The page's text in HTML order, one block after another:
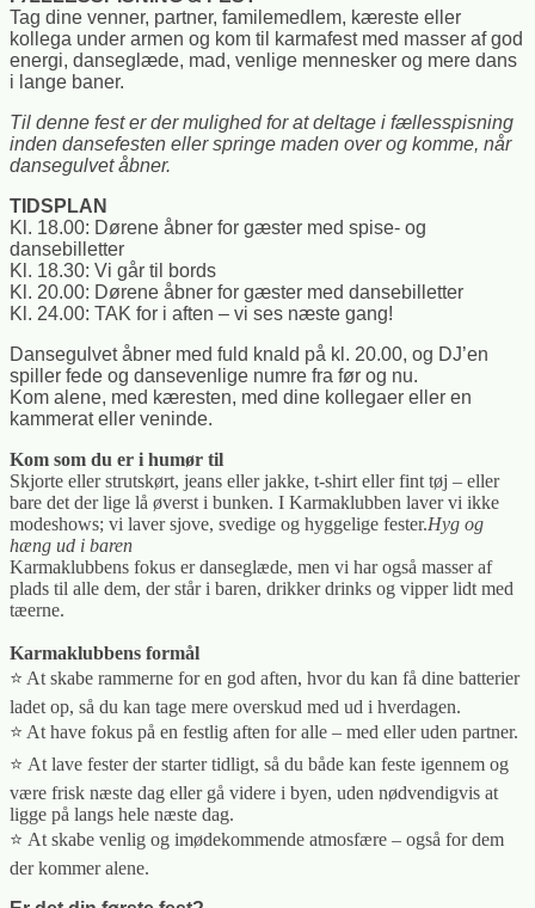
Tag dine venner, partner, familemedlem, kæreste eller
kollega under armen og kom til karmafest med masser af god
energi, danseglæde, mad, venlige mennesker og mere dans
i lange baner.
Til denne fest er der mulighed for at deltage i fællesspisning
inden dansefesten eller springe maden over og komme, når
dansegulvet åbner.
TIDSPLAN
Kl. 18.00: Dørene åbner for gæster med spise- og
dansebilletter
Kl. 18.30: Vi går til bords
Kl. 20.00: Dørene åbner for gæster med dansebilletter
Kl. 24.00: TAK for i aften – vi ses næste gang!
Dansegulvet åbner med fuld knald på kl. 20.00, og DJ’en
spiller fede og dansevenlige numre fra før og nu.
Kom alene, med kæresten, med dine kollegaer eller en
kammerat eller veninde.
Kom som du er i humør til
Skjorte eller strutskørt, jeans eller jakke, t-shirt eller fint tøj – eller
bare det der lige lå øverst i bunken. I Karmaklubben laver vi ikke
modeshows; vi laver sjove, svedige og hyggelige fester.Hyg og
hæng ud i baren
Karmaklubbens fokus er danseglæde, men vi har også masser af
plads til alle dem, der står i baren, drikker drinks og vipper lidt med
tæerne.
Karmaklubbens formål
⭐️ At skabe rammerne for en god aften, hvor du kan få dine batterier
ladet op, så du kan tage mere overskud med ud i hverdagen.
⭐️ At have fokus på en festlig aften for alle – med eller uden partner.
⭐️ At lave fester der starter tidligt, så du både kan feste igennem og
være frisk næste dag eller gå videre i byen, uden nødvendigvis at
ligge på langs hele næste dag.
⭐️ At skabe venlig og imødekommende atmosfære – også for dem
der kommer alene.